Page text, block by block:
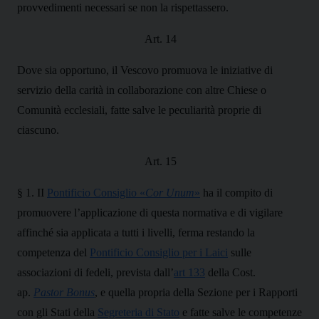
provvedimenti necessari se non la rispettassero.
Art. 14
Dove sia opportuno, il Vescovo promuova le iniziative di
servizio della carità in collaborazione con altre Chiese o
Comunità ecclesiali, fatte salve le peculiarità proprie di
ciascuno.
Art. 15
§ 1. II Pontificio Consiglio «Cor Unum» ha il compito di
promuovere l’applicazione di questa normativa e di vigilare
affinché sia applicata a tutti i livelli, ferma restando la
competenza del Pontificio Consiglio per i Laici sulle
associazioni di fedeli, prevista dall’art 133 della Cost.
ap. Pastor Bonus, e quella propria della Sezione per i Rapporti
con gli Stati della Segreteria di Stato e fatte salve le competenze